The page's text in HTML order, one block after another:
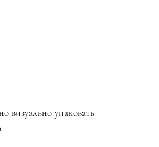
визуально упаковать